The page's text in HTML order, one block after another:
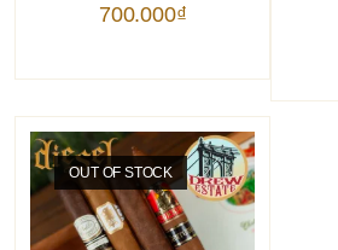
700.000₫
OUT OF STOCK